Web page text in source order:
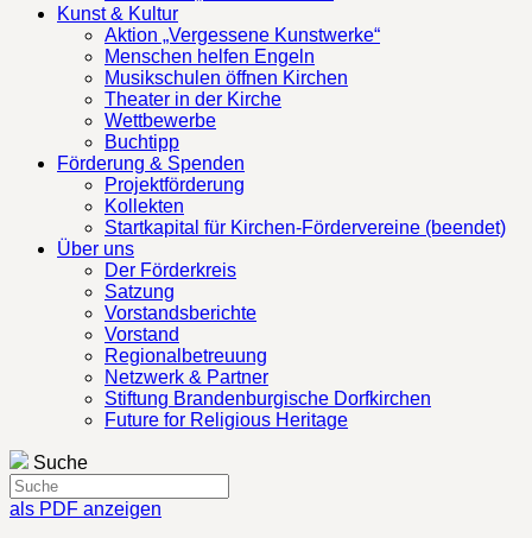
Kunst & Kultur
Aktion „Vergessene Kunstwerke“
Menschen helfen Engeln
Musikschulen öffnen Kirchen
Theater in der Kirche
Wettbewerbe
Buchtipp
Förderung & Spenden
Projektförderung
Kollekten
Startkapital für Kirchen-Fördervereine (beendet)
Über uns
Der Förderkreis
Satzung
Vorstandsberichte
Vorstand
Regionalbetreuung
Netzwerk & Partner
Stiftung Brandenburgische Dorfkirchen
Future for Religious Heritage
Suche
als PDF anzeigen